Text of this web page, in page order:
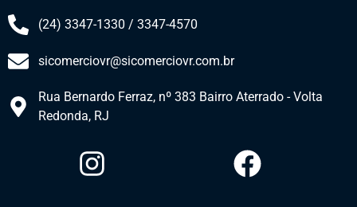
(24) 3347-1330 / 3347-4570
sicomerciovr@sicomerciovr.com.br
Rua Bernardo Ferraz, nº 383 Bairro Aterrado - Volta
Redonda, RJ​